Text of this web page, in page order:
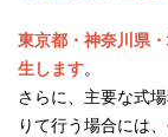
東京都・神奈川県
生します。
さらに、主要な式
りて行う場合には、